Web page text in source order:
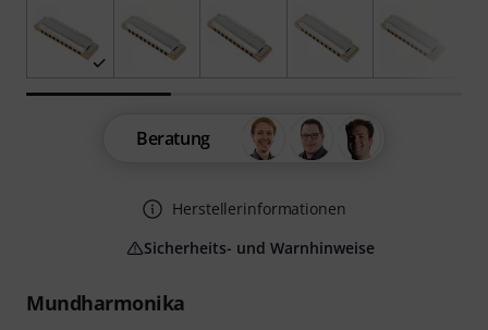
Mundharmonika
Beratung
Herstellerinformationen
Sicherheits- und Warnhinweise